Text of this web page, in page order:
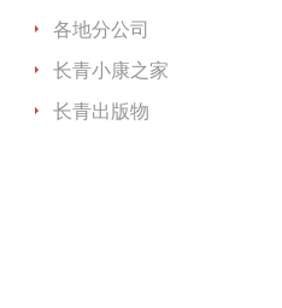
各地分公司
长青小康之家
长青出版物